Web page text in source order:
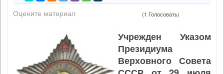
Оцените материал (1 Голосовать)
Учрежден Указом
Президиума
Верховного Совета